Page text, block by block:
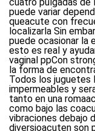
puede variar
queacute con
localizarla Sin
puede ocasionar la
esto es real y
vaginal ppCon
la forma de
Todos los juguetes
impermeables y
tanto en una
como bajo las
vibraciones debajo
diversioacuten son